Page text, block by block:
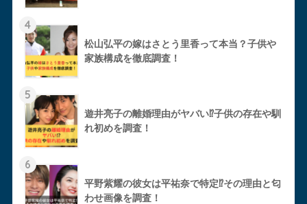
4
松山弘平の嫁はさとう里香って本当？子供や
家族構成を徹底調査！
5
遊井亮子の離婚理由がヤバい⁉︎子供の存在や馴
れ初めを調査！
6
平野紫耀の彼女は平祐奈で特定⁉︎その理由と匂
わせ画像を調査！